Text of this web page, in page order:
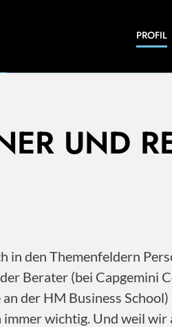
PROFIL
Veröffentlichungen, Videos
UND
in den Themenfeldern
Berater (bei
der HM Business
wichtig. Und weil